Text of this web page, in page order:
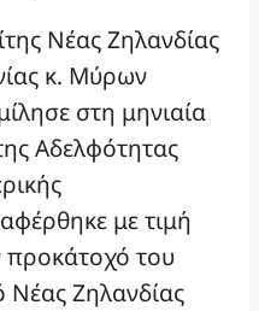
Νέας Ζηλανδίας
κ. Μύρων
στη μηνιαία
Αδελφότητας
με τιμή
προκάτοχό του
Ζηλανδίας